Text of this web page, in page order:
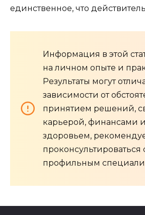
единственное, что
Информация в этой
на личном опыте и
Результаты могут
зависимости от
принятием решений,
карьерой, финансами
здоровьем,
проконсультироваться
профильным